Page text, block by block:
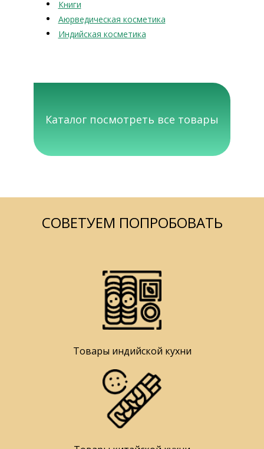
Книги
Аюрведическая косметика
Индийская косметика
Каталог посмотреть все товары
СОВЕТУЕМ ПОПРОБОВАТЬ
Товары индийской кухни